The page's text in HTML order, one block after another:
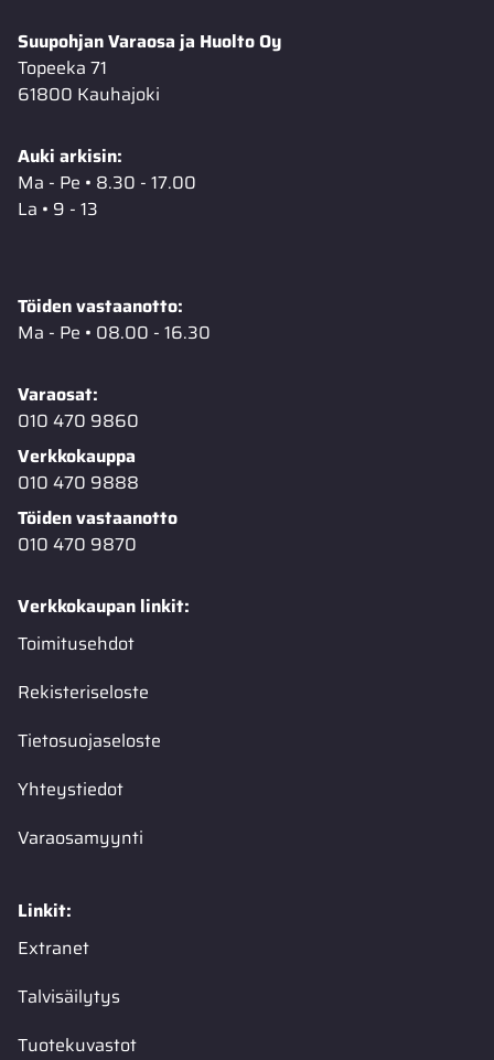
Suupohjan Varaosa ja Huolto Oy
Topeeka 71
61800 Kauhajoki
Auki arkisin:
Ma - Pe • 8.30 - 17.00
La • 9 - 13
Töiden vastaanotto:
Ma - Pe • 08.00 - 16.30
Varaosat:
010 470 9860
Verkkokauppa
010 470 9888
Töiden vastaanotto
010 470 9870
Verkkokaupan linkit:
Toimitusehdot
Rekisteriseloste
Tietosuojaseloste
Yhteystiedot
Varaosamyynti
Linkit:
Extranet
Talvisäilytys
Tuotekuvastot